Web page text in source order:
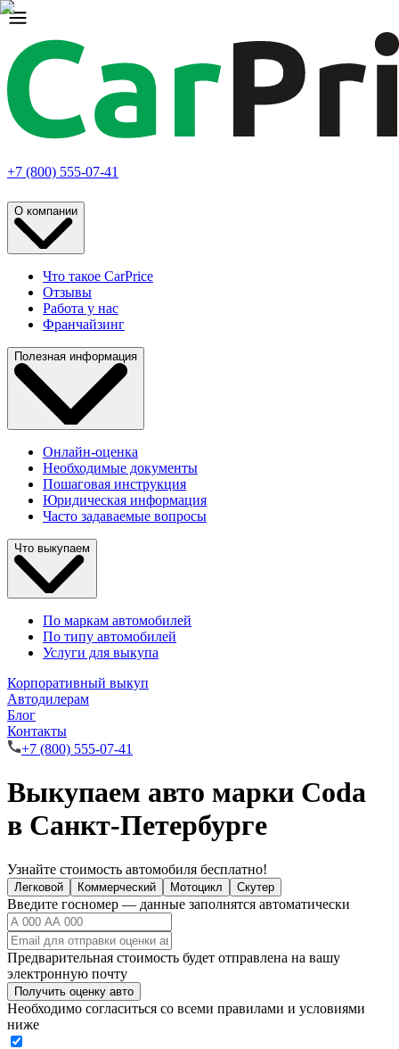
+7 (800) 555-07-41
О компании
Что такое CarPrice
Отзывы
Работа у нас
Франчайзинг
Полезная информация
Онлайн-оценка
Необходимые документы
Пошаговая инструкция
Юридическая информация
Часто задаваемые вопросы
Что выкупаем
По маркам автомобилей
По типу автомобилей
Услуги для выкупа
Корпоративный выкуп
Автодилерам
Блог
Контакты
+7 (800) 555-07-41
Выкупаем авто марки Coda
в Санкт-Петербурге
Узнайте стоимость автомобиля бесплатно!
Легковой Коммерческий Мотоцикл Скутер
Введите госномер — данные заполнятся автоматически
Предварительная стоимость будет отправлена на вашу
электронную почту
Получить оценку авто
Необходимо согласиться со всеми правилами и условиями
ниже